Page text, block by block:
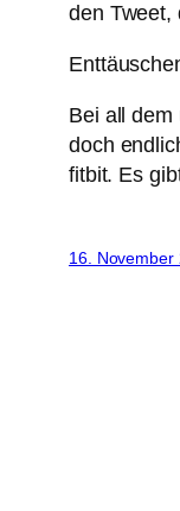
den
Bei all dem
doch
fitbit. Es
16. November